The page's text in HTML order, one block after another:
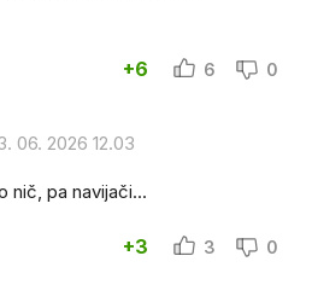
+6 6 0
06. 2026 12.03
nič, pa navijači...
+3 3 0